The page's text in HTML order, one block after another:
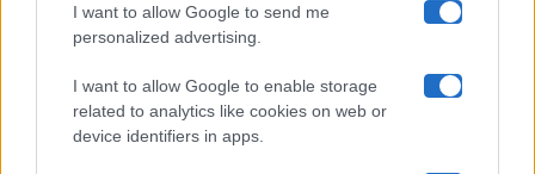
I want to allow Google to send me
personalized advertising.
I want to allow Google to enable storage
related to analytics like cookies on web or
device identifiers in apps.
Chi siamo
Collabora con noi
Contatti